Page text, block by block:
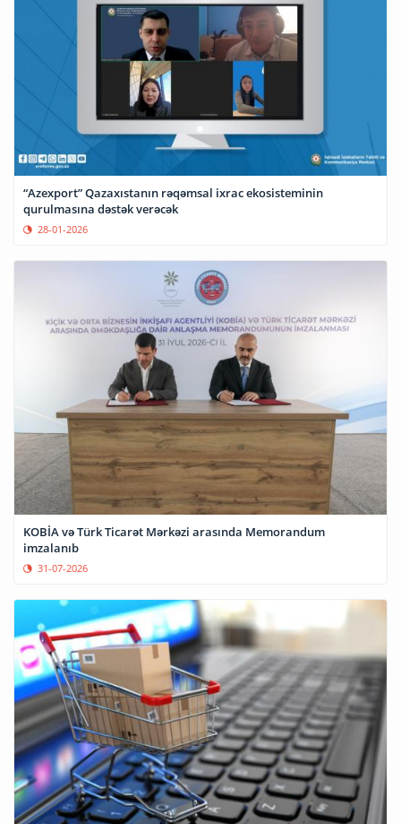
“Azexport” Qazaxıstanın rəqəmsal ixrac ekosisteminin
qurulmasına dəstək verəcək
28-01-2026
KOBİA və Türk Ticarət Mərkəzi arasında Memorandum
imzalanıb
31-07-2026